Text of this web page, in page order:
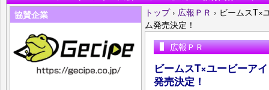
協賛企業
トップ › 広報ＰＲ › ビームスT×
ム発売決定！
広報ＰＲ
ビームスT×ユービーア
発売決定！